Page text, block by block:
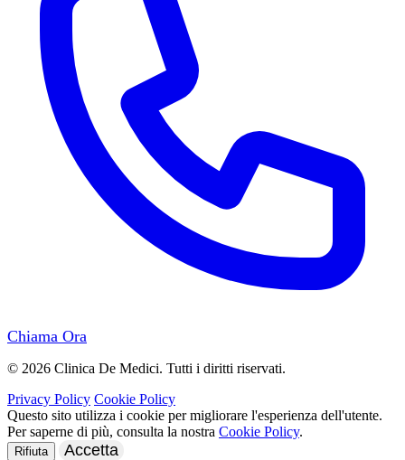
Chiama Ora
© 2026 Clinica De Medici. Tutti i diritti riservati.
Privacy Policy Cookie Policy
Questo sito utilizza i cookie per migliorare l'esperienza dell'utente.
Per saperne di più, consulta la nostra Cookie Policy.
Rifiuta Accetta